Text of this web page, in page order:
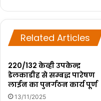
bo
ok
Related Articles
220/132 केव्ही उपकेन्द्र
डेलकाडीह से सम्बद्ध पारेषण
लाईन का पुनर्गठन कार्य पूर्ण
13/11/2025